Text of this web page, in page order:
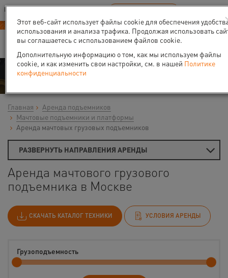
Ваш город:Москва
В Вашем регионе нет наших офисов RU EN
Аренда
Главная
Аренда подъемников
Мачтовые подъемники и платформы
Аренда мачтовых грузовых подъемников
РАЗВЕРНУТЬ НАПРАВЛЕНИЯ АРЕНДЫ
Аренда мачтового грузового
подъемника в Москве
СКАЧАТЬ КАТАЛОГ ТЕХНИКИ УСЛОВИЯ АРЕНДЫ
Грузоподъемность
Этот веб-сайт использует файлы cookie для обеспечения
использования и анализа трафика. Продолжая использовать
вы соглашаетесь с использованием файлов cookie.
Дополнительную информацию о том, как мы используем файлы
cookie, и как изменить свои настройки, см. в нашей Политике
конфиденциальности